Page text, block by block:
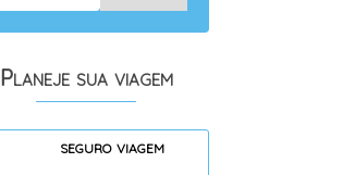
Planeje sua viagem
seguro viagem